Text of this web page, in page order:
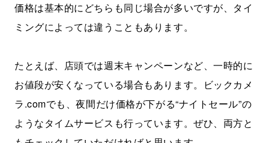
価格は基本的にどちらも同じ場合が多いですが、タイ
ミングによっては違うこともあります。
たとえば、店頭では週末キャンペーンなど、一時的に
お値段が安くなっている場合もあります。ビックカメ
ラ.comでも、夜間だけ価格が下がる“ナイトセール”の
ようなタイムサービスも行っています。ぜひ、両方と